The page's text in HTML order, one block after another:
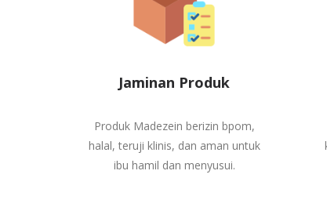
Jaminan Produk
Produk Madezein berizin bpom,
halal, teruji klinis, dan aman untuk
ibu hamil dan menyusui.